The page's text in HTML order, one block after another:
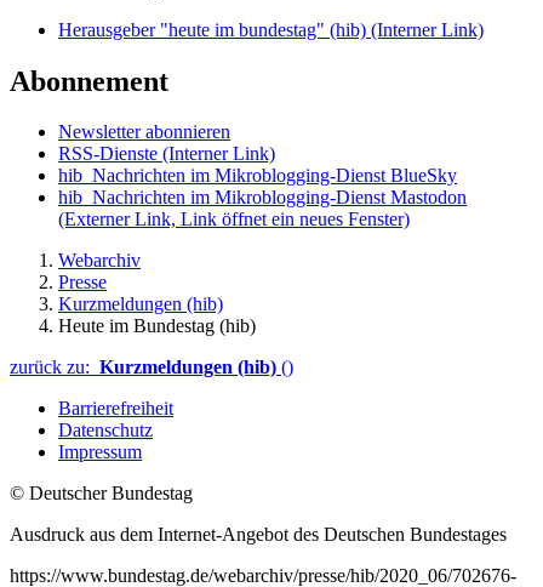
Herausgeber "heute im bundestag" (hib) (Interner Link)
Abonnement
Newsletter abonnieren
RSS-Dienste (Interner Link)
hib_Nachrichten im Mikroblogging-Dienst BlueSky
hib_Nachrichten im Mikroblogging-Dienst Mastodon
(Externer Link, Link öffnet ein neues Fenster)
Webarchiv
Presse
Kurzmeldungen (hib)
Heute im Bundestag (hib)
zurück zu: Kurzmeldungen (hib) ()
Barrierefreiheit
Datenschutz
Impressum
© Deutscher Bundestag
Ausdruck aus dem Internet-Angebot des Deutschen Bundestages
https://www.bundestag.de/webarchiv/presse/hib/2020_06/702676-